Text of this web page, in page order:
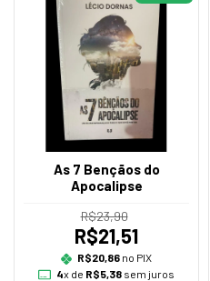
As 7 Bençãos do
Apocalipse
R$23,90
R$21,51
R$20,86 no PIX
4x de R$5,38sem juros